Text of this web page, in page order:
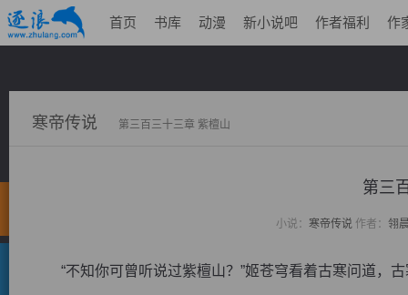
首页 书库 动漫 新小说吧 作者福利 作
寒帝传说 第三百三十三章 紫檀山
第三
小说： 寒帝传说作者： 翎
“不知你可曾听说过紫檀山？”姬苍穹看着古寒问道，